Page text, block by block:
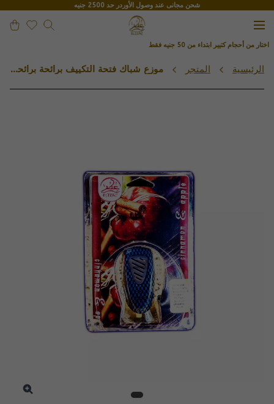
شحن مجانى عند وصول الأوردر حد 2500 جنيه
من أحجام كتيير ابتداء من 50 جنيه فقط
الرئيسية المتجر موزع شباك فتحة التكييف برائحة برائحة الثلج الأحمر